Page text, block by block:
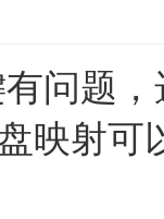
有问题
映射可